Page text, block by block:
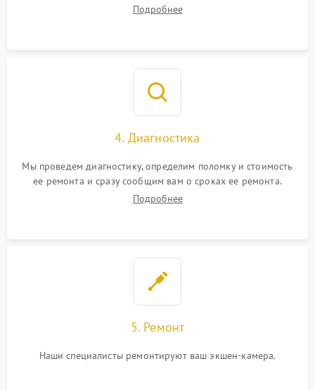
Подробнее
4. Диагностика
Мы проведем диагностику, определим поломку и стоимость
ее ремонта и сразу сообщим вам о сроках ее ремонта.
Подробнее
5. Ремонт
Наши специалисты ремонтируют ваш экшен-камера.